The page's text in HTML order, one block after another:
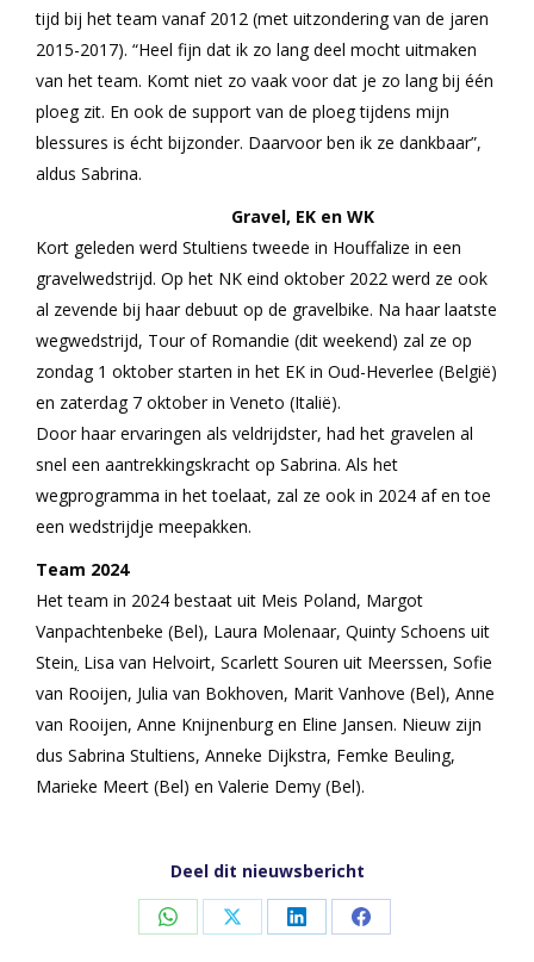
tijd bij het team vanaf 2012 (met uitzondering van de jaren
2015-2017). “Heel fijn dat ik zo lang deel mocht uitmaken
van het team. Komt niet zo vaak voor dat je zo lang bij één
ploeg zit. En ook de support van de ploeg tijdens mijn
blessures is écht bijzonder. Daarvoor ben ik ze dankbaar”,
aldus Sabrina.
Gravel, EK en WK
Kort geleden werd Stultiens tweede in Houffalize in een
gravelwedstrijd. Op het NK eind oktober 2022 werd ze ook
al zevende bij haar debuut op de gravelbike. Na haar laatste
wegwedstrijd, Tour of Romandie (dit weekend) zal ze op
zondag 1 oktober starten in het EK in Oud-Heverlee (België)
en zaterdag 7 oktober in Veneto (Italië).
Door haar ervaringen als veldrijdster, had het gravelen al
snel een aantrekkingskracht op Sabrina. Als het
wegprogramma in het toelaat, zal ze ook in 2024 af en toe
een wedstrijdje meepakken.
Team 2024
Het team in 2024 bestaat uit Meis Poland, Margot
Vanpachtenbeke (Bel), Laura Molenaar, Quinty Schoens uit
Stein, Lisa van Helvoirt, Scarlett Souren uit Meerssen, Sofie
van Rooijen, Julia van Bokhoven, Marit Vanhove (Bel), Anne
van Rooijen, Anne Knijnenburg en Eline Jansen. Nieuw zijn
dus Sabrina Stultiens, Anneke Dijkstra, Femke Beuling,
Marieke Meert (Bel) en Valerie Demy (Bel).
Deel dit nieuwsbericht
Share Share Share Share